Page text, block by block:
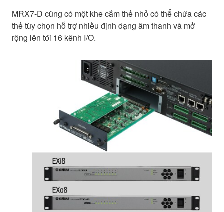
MRX7-D cũng có một khe cắm thẻ nhỏ có thể chứa các
thẻ tùy chọn hỗ trợ nhiều định dạng âm thanh và mở
rộng lên tới 16 kênh I/O.